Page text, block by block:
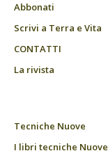
Abbonati
Scrivi a Terra e Vita
CONTATTI
La rivista
Tecniche Nuove
I libri tecniche Nuove